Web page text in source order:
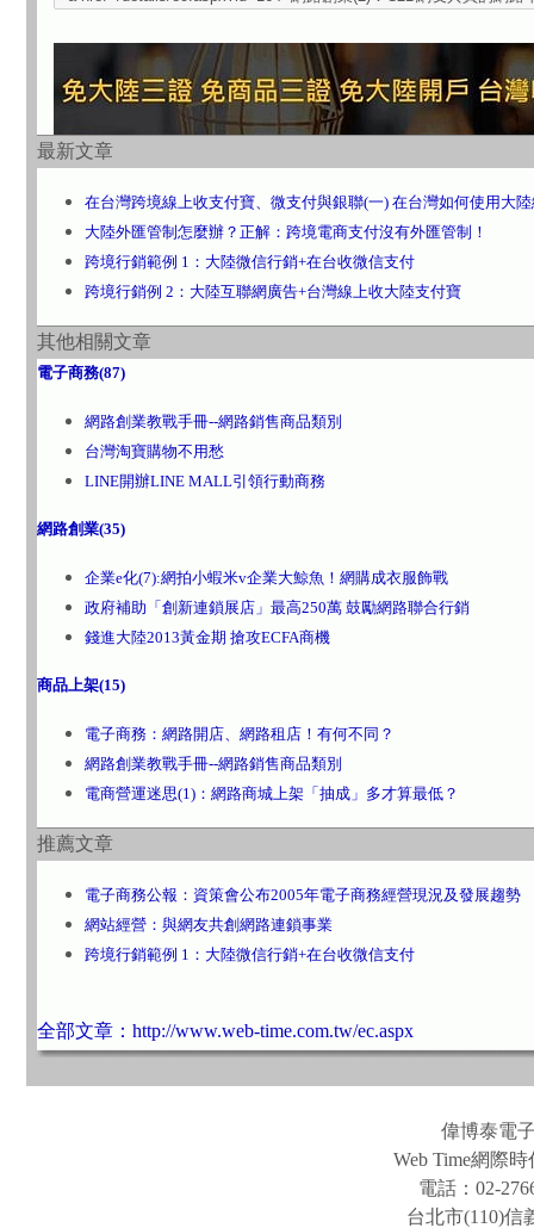
最新文章
在台灣跨境線上收支付寶、微支付與銀聯(一) 在台灣如何使用大
大陸外匯管制怎麼辦？正解：跨境電商支付沒有外匯管制！
跨境行銷範例 1：大陸微信行銷+在台收微信支付
跨境行銷例 2：大陸互聯網廣告+台灣線上收大陸支付寶
其他相關文章
電子商務(87)
網路創業教戰手冊--網路銷售商品類別
台灣淘寶購物不用愁
LINE開辦LINE MALL引領行動商務
網路創業(35)
企業e化(7):網拍小蝦米v企業大鯨魚！網購成衣服飾戰
政府補助「創新連鎖展店」最高250萬 鼓勵網路聯合行銷
錢進大陸2013黃金期 搶攻ECFA商機
商品上架(15)
電子商務：網路開店、網路租店！有何不同？
網路創業教戰手冊--網路銷售商品類別
電商營運迷思(1)：網路商城上架「抽成」多才算最低？
推薦文章
電子商務公報：資策會公布2005年電子商務經營現況及發展趨勢
網站經營：與網友共創網路連鎖事業
跨境行銷範例 1：大陸微信行銷+在台收微信支付
全部文章：http://www.web-time.com.tw/ec.aspx
偉博泰電
Web Time網際
電話：02-
台北市(110)信